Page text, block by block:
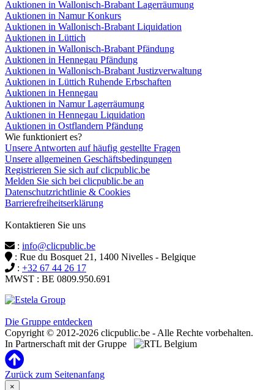
Auktionen in Wallonisch-Brabant Lagerräumung
Auktionen in Namur Konkurs
Auktionen in Wallonisch-Brabant Liquidation
Auktionen in Lüttich
Auktionen in Wallonisch-Brabant Pfändung
Auktionen in Hennegau Pfändung
Auktionen in Wallonisch-Brabant Justizverwaltung
Auktionen in Lüttich Ruhende Erbschaften
Auktionen in Hennegau
Auktionen in Namur Lagerräumung
Auktionen in Hennegau Liquidation
Auktionen in Ostflandern Pfändung
Wie funktioniert es?
Unsere Antworten auf häufig gestellte Fragen
Unsere allgemeinen Geschäftsbedingungen
Registrieren Sie sich auf clicpublic.be
Melden Sie sich bei clicpublic.be an
Datenschutzrichtlinie & Cookies
Barrierefreiheitserklärung
Kontaktieren Sie uns
: info@clicpublic.be
: Rue du Bosquet 21, 1400 Nivelles - Belgique
: +32 67 44 26 17
MWST : BE 0809.950.691
Die Gruppe entdecken
Copyright © 2012-2026 clicpublic.be - Alle Rechte vorbehalten.
In Partnerschaft mit der Gruppe
Zurück zum Seitenanfang
×